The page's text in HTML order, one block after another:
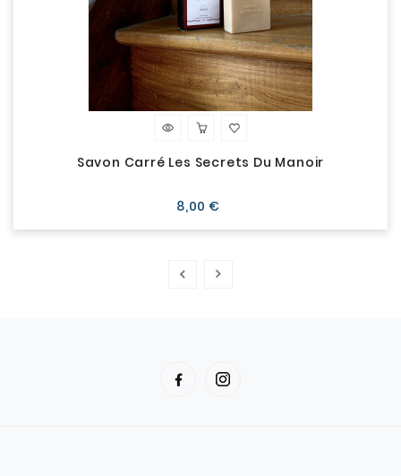
Savon Carré Les Secrets Du Manoir
8,00 €